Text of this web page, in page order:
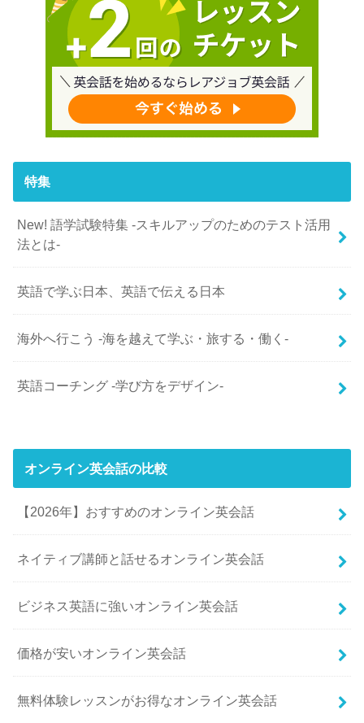
特集
New! 語学試験特集 -スキルアップのためのテスト活用
法とは-
英語で学ぶ日本、英語で伝える日本
海外へ行こう -海を越えて学ぶ・旅する・働く-
英語コーチング -学び方をデザイン-
オンライン英会話の比較
【2026年】おすすめのオンライン英会話
ネイティブ講師と話せるオンライン英会話
ビジネス英語に強いオンライン英会話
価格が安いオンライン英会話
無料体験レッスンがお得なオンライン英会話